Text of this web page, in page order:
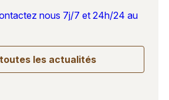
nous 7j/7 et 24h/24 au
les actualités